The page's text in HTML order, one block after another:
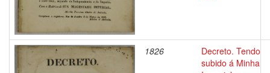
1826
Decreto. Tendo
subido á Minha